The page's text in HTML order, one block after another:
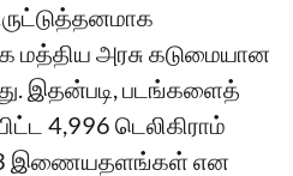
மத்திய அரசு கடுமையான
இதன்படி, படங்களைத்
4,996 டெலிகிராம்
இணையதளங்கள் என